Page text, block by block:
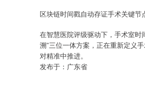
区块链时间戳自动存证手术关键节
在智慧医院评级驱动下，手术室时
溯”三位一体方案，正在重新定义
对精准中推进。
发布于：广东省